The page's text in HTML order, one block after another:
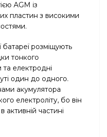
AGM із
пластин з високими
розміщують
тонкого
електродні
один до одного.
акумулятора
електроліту, бо він
активній частині